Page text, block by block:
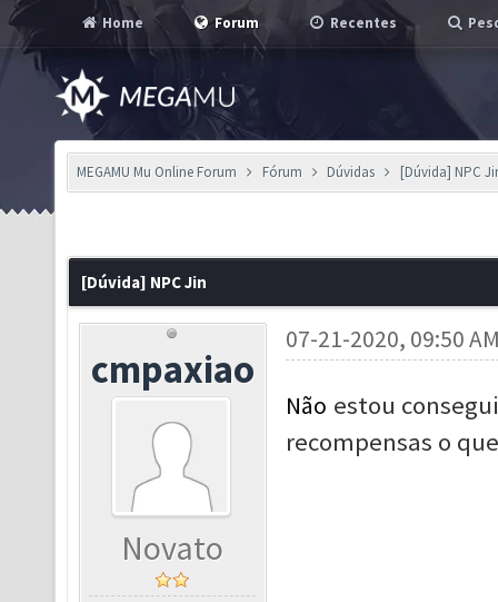
Home Forum Recentes
MEGAMU Mu Online Forum Fórum Dúvidas [Dúvida] NPC
[Dúvida] NPC Jin
cmpaxiao
Novato
07-21-2020, 09:50
Não estou
recompensas o